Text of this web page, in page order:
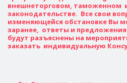
внешнеторговом, таможенном
законодательстве.  Все свои
изменяющейся обстановке Вы
заранее,  ответы и
будут разъяснены на
заказать  индивидуальную